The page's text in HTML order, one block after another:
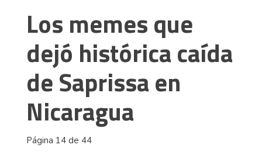
Los memes que
dejó histórica caída
de Saprissa en
Nicaragua
Página 14 de 44